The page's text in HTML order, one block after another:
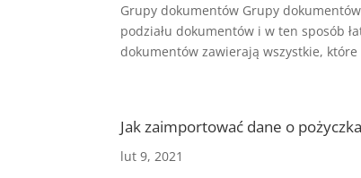
Grupy dokumentów Grupy
podziału dokumentów i w ten sposób
dokumentów zawierają wszystkie,
Jak zaimportować dane o
lut 9, 2021